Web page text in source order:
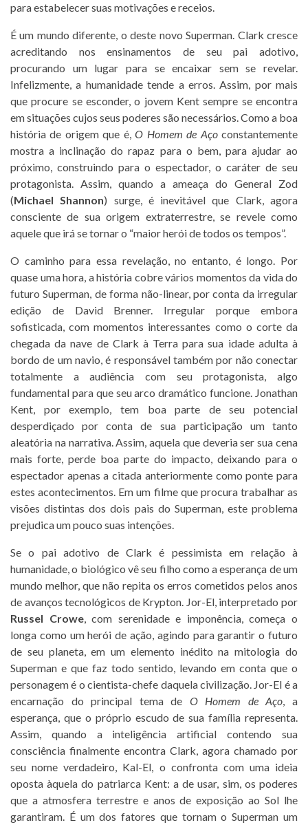
para estabelecer suas motivações e receios.
É um mundo diferente, o deste novo Superman. Clark cresce
acreditando nos ensinamentos de seu pai adotivo,
procurando um lugar para se encaixar sem se revelar.
Infelizmente, a humanidade tende a erros. Assim, por mais
que procure se esconder, o jovem Kent sempre se encontra
em situações cujos seus poderes são necessários. Como a boa
história de origem que é,O Homem de Açoconstantemente
mostra a inclinação do rapaz para o bem, para ajudar ao
próximo, construindo para o espectador, o caráter de seu
protagonista. Assim, quando a ameaça do General Zod
(Michael Shannon) surge, é inevitável que Clark, agora
consciente de sua origem extraterrestre, se revele como
aquele que irá se tornar o “maior herói de todos os tempos”.
O caminho para essa revelação, no entanto, é longo. Por
quase uma hora, a história cobre vários momentos da vida do
futuro Superman, de forma não-linear, por conta da irregular
edição de David Brenner. Irregular porque embora
sofisticada, com momentos interessantes como o corte da
chegada da nave de Clark à Terra para sua idade adulta à
bordo de um navio, é responsável também por não conectar
totalmente a audiência com seu protagonista, algo
fundamental para que seu arco dramático funcione. Jonathan
Kent, por exemplo, tem boa parte de seu potencial
desperdiçado por conta de sua participação um tanto
aleatória na narrativa. Assim, aquela que deveria ser sua cena
mais forte, perde boa parte do impacto, deixando para o
espectador apenas a citada anteriormente como ponte para
estes acontecimentos. Em um filme que procura trabalhar as
visões distintas dos dois pais do Superman, este problema
prejudica um pouco suas intenções.
Se o pai adotivo de Clark é pessimista em relação à
humanidade, o biológico vê seu filho como a esperança de um
mundo melhor, que não repita os erros cometidos pelos anos
de avanços tecnológicos de Krypton. Jor-El, interpretado por
Russel Crowe, com serenidade e imponência, começa o
longa como um herói de ação, agindo para garantir o futuro
de seu planeta, em um elemento inédito na mitologia do
Superman e que faz todo sentido, levando em conta que o
personagem é o cientista-chefe daquela civilização. Jor-El é a
encarnação do principal tema de O Homem de Aço, a
esperança, que o próprio escudo de sua família representa.
Assim, quando a inteligência artificial contendo sua
consciência finalmente encontra Clark, agora chamado por
seu nome verdadeiro, Kal-El, o confronta com uma ideia
oposta àquela do patriarca Kent: a de usar, sim, os poderes
que a atmosfera terrestre e anos de exposição ao Sol lhe
garantiram. É um dos fatores que tornam o Superman um